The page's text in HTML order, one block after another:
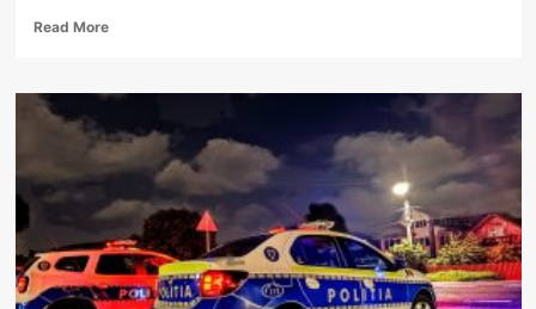
Read MoreRead
ATENȚIE!
usturătoare
pentru
prinși
hrănesc
urșii